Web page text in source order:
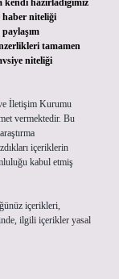
hazırladığımız
haber niteliği
tamamen
niteliği
İletişim Kurumu
vermektedir. Bu
içeriklerin
kabul etmiş
içerikleri,
ilgili içerikler yasal